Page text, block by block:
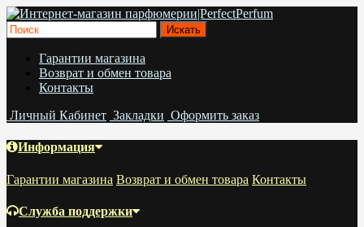
Гарантии магазина
Возврат и обмен товара
Контакты
Личный Кабинет Закладки Оформить заказ
Информация
Гарантии магазина Возврат и обмен товара Контакты
Служба поддержки